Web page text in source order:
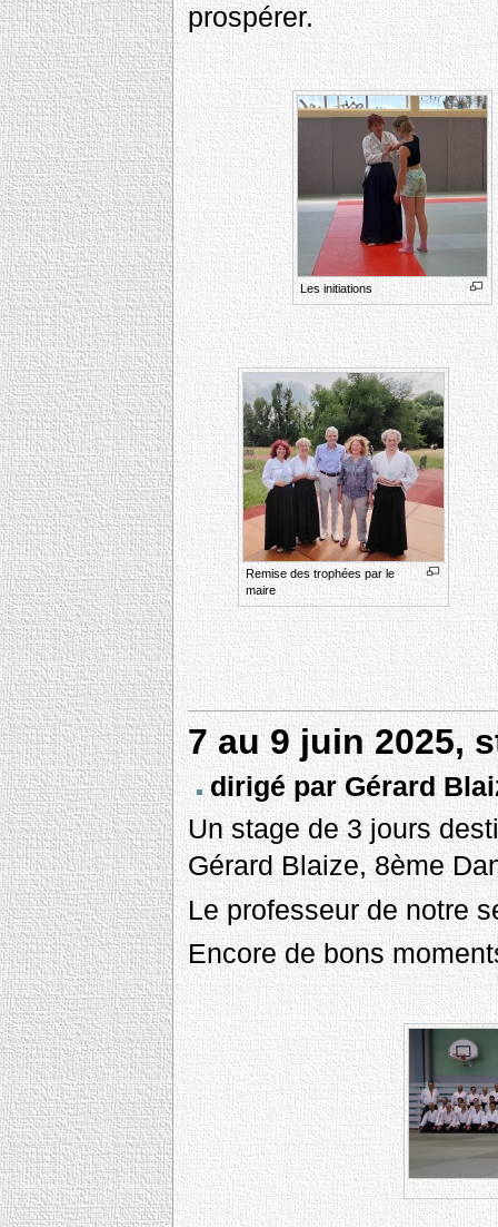
prospérer.
Les initiations
Remise des trophées par le
maire
7 au 9 juin 2025,
dirigé par Gérard
Un stage de 3 jours
Gérard Blaize, 8ème
Le professeur de notre
Encore de bons